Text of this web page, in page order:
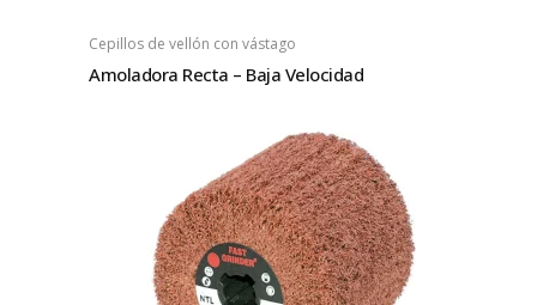
Cepillos de vellón con vástago
Amoladora Recta – Baja Velocidad